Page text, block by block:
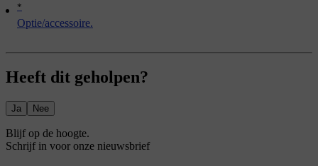
*
Optie/accessoire.
Heeft dit geholpen?
Ja Nee